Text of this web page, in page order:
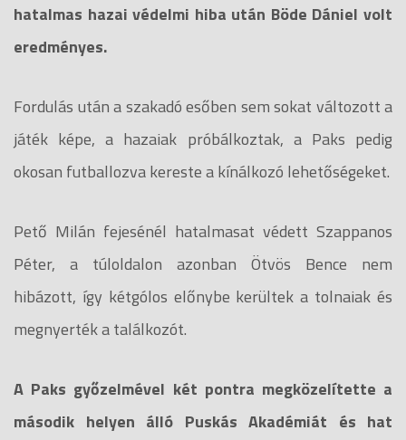
hatalmas hazai védelmi hiba után Böde Dániel volt
eredményes.
Fordulás után a szakadó esőben sem sokat változott a
játék képe, a hazaiak próbálkoztak, a Paks pedig
okosan futballozva kereste a kínálkozó lehetőségeket.
Pető Milán fejesénél hatalmasat védett Szappanos
Péter, a túloldalon azonban Ötvös Bence nem
hibázott, így kétgólos előnybe kerültek a tolnaiak és
megnyerték a találkozót.
A Paks győzelmével két pontra megközelítette a
második helyen álló Puskás Akadémiát és hat